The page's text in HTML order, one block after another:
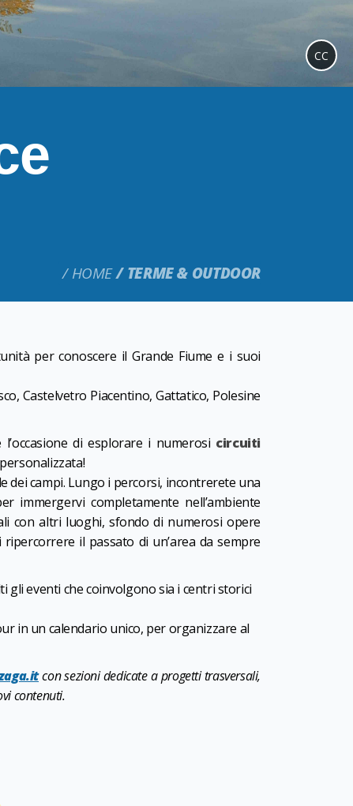
HOME TERME & OUTDOOR
CC
per conoscere il Grande Fiume e i suoi
Castelvetro Piacentino, Gattatico, Polesine
di esplorare i numerosi circuiti
dei campi. Lungo i percorsi, incontrerete una
immergervi completamente nell’ambiente
con altri luoghi, sfondo di numerosi opere
il passato di un’area da sempre
gli eventi che coinvolgono sia i centri storici
in un calendario unico, per organizzare al
con sezioni dedicate a progetti trasversali,
contenuti.